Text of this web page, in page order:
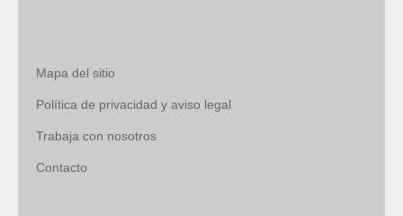
Mapa del sitio
Política de privacidad y aviso legal
Trabaja con nosotros
Contacto